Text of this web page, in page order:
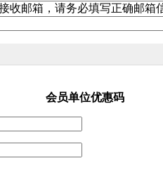
收邮箱，请务必填写正确邮箱
会员单位优惠码